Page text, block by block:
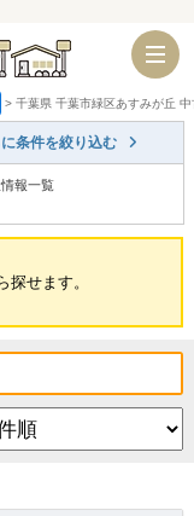
船橋店
千葉県 千葉市緑区あすみが丘
条件を絞り込む
報一覧
探せます。